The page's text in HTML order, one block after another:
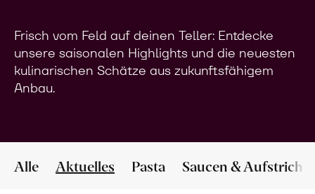
Frisch vom Feld auf deinen Teller: Entdecke
unsere saisonalen Highlights und die neuesten
kulinarischen Schätze aus zukunftsfähigem
Anbau.
Alle Aktuelles Pasta Saucen & Aufstriche